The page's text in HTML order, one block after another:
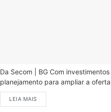
Da Secom | BG Com
planejamento para ampliar a
LEIA MAIS